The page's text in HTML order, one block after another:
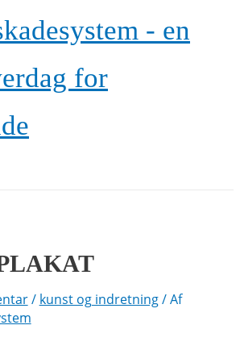
- en
for
/ kunst og indretning/ Af